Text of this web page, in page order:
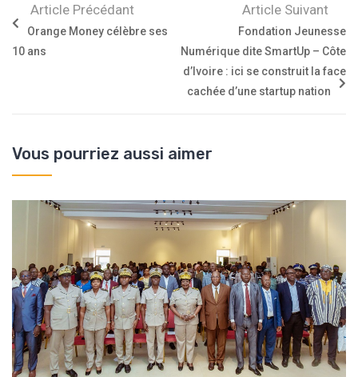
Article Précédant
Orange Money célèbre ses
10 ans
Article Suivant
Fondation Jeunesse
Numérique dite SmartUp – Côte
d’Ivoire : ici se construit la face
cachée d’une startup nation
Vous pourriez aussi aimer